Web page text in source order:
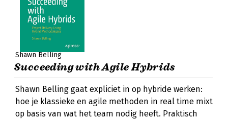
Shawn Belling
Succeeding with Agile Hybrids
Shawn Belling gaat expliciet in op hybride werken:
hoe je klassieke en agile methoden in real time mixt
op basis van wat het team nodig heeft. Praktisch